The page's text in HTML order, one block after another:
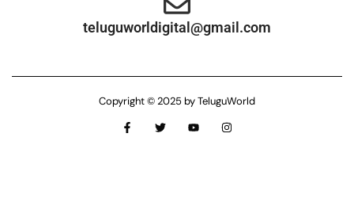
teluguworldigital@gmail.com
Copyright © 2025 by TeluguWorld